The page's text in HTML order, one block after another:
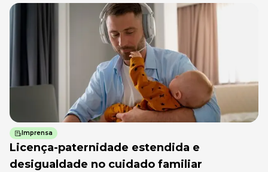
toda a diferença no salário de quem […]
Imprensa
Licença-paternidade estendida e
desigualdade no cuidado familiar